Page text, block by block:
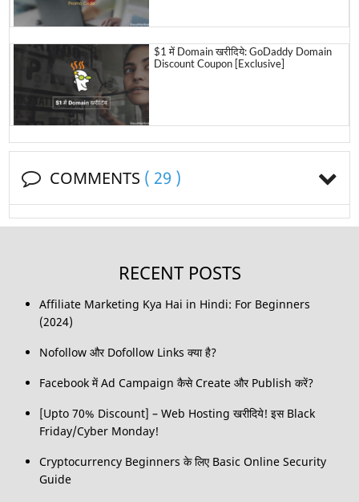
$1 में Domain खरीदिये: GoDaddy Domain
Discount Coupon [Exclusive]
COMMENTS ( 29 )
RECENT POSTS
Affiliate Marketing Kya Hai in Hindi: For Beginners
(2024)
Nofollow और Dofollow Links क्या है?
Facebook में Ad Campaign कैसे Create और Publish करें?
[Upto 70% Discount] – Web Hosting खरीदिये! इस Black
Friday/Cyber Monday!
Cryptocurrency Beginners के लिए Basic Online Security
Guide